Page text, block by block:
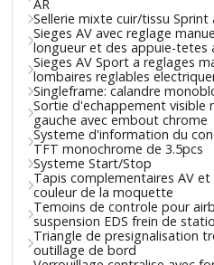
AR
Sellerie mixte cuir/tissu Sprint
Sieges AV avec reglage
longueur et des appuie-tetes
Sieges AV Sport a reglages
lombaires reglables
Singleframe: calandre
Sortie d'echappement visible
gauche avec embout chrome
Systeme d'information du
TFT monochrome de 3.5pcs
Systeme Start/Stop
Tapis complementaires AV et
couleur de la moquette
Temoins de controle pour
suspension EDS frein de
Triangle de presignalisation
outillage de bord